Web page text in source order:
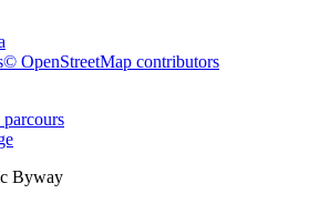
© OpenStreetMap contributors
Byway